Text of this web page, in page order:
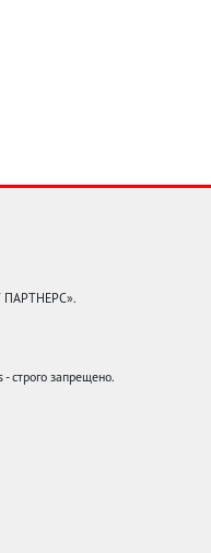
ПАРТНЕРС».
строго запрещено.